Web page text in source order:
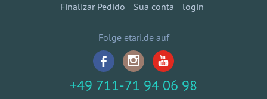
Finalizar Pedido Sua conta login
Folge etari.de auf
+49 711-71 94 06 98